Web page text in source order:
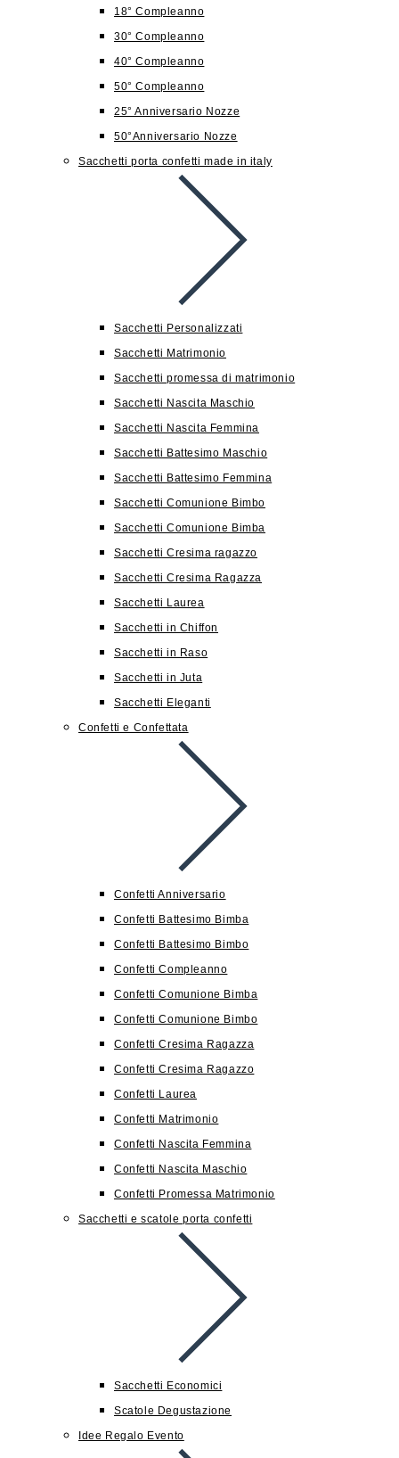
18° Compleanno
30° Compleanno
40° Compleanno
50° Compleanno
25° Anniversario Nozze
50°Anniversario Nozze
Sacchetti porta confetti made in italy
Sacchetti Personalizzati
Sacchetti Matrimonio
Sacchetti promessa di matrimonio
Sacchetti Nascita Maschio
Sacchetti Nascita Femmina
Sacchetti Battesimo Maschio
Sacchetti Battesimo Femmina
Sacchetti Comunione Bimbo
Sacchetti Comunione Bimba
Sacchetti Cresima ragazzo
Sacchetti Cresima Ragazza
Sacchetti Laurea
Sacchetti in Chiffon
Sacchetti in Raso
Sacchetti in Juta
Sacchetti Eleganti
Confetti e Confettata
Confetti Anniversario
Confetti Battesimo Bimba
Confetti Battesimo Bimbo
Confetti Compleanno
Confetti Comunione Bimba
Confetti Comunione Bimbo
Confetti Cresima Ragazza
Confetti Cresima Ragazzo
Confetti Laurea
Confetti Matrimonio
Confetti Nascita Femmina
Confetti Nascita Maschio
Confetti Promessa Matrimonio
Sacchetti e scatole porta confetti
Sacchetti Economici
Scatole Degustazione
Idee Regalo Evento